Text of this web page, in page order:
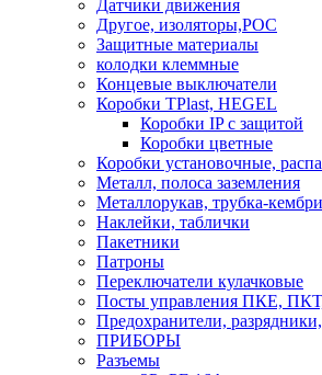
Датчики движения
Другое, изоляторы,РОС
Защитные материалы
колодки клеммные
Концевые выключатели
Коробки TPlast, HEGEL
Коробки IP с защитой
Коробки цветные
Коробки установочные,
Металл, полоса заземления
Металлорукав, трубка-
Наклейки, таблички
Пакетники
Патроны
Переключатели кулачковые
Посты управления ПКЕ,
Предохранители,
ПРИБОРЫ
Разъемы